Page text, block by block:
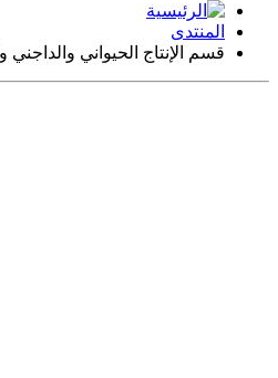
المنتدى
قسم الإنتاج الحيواني